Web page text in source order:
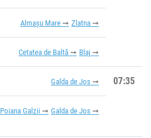
Almașu Mare Zlatna
Cetatea de Baltă Blaj
Galda de Jos 07:35
Poiana Galzii Galda de Jos